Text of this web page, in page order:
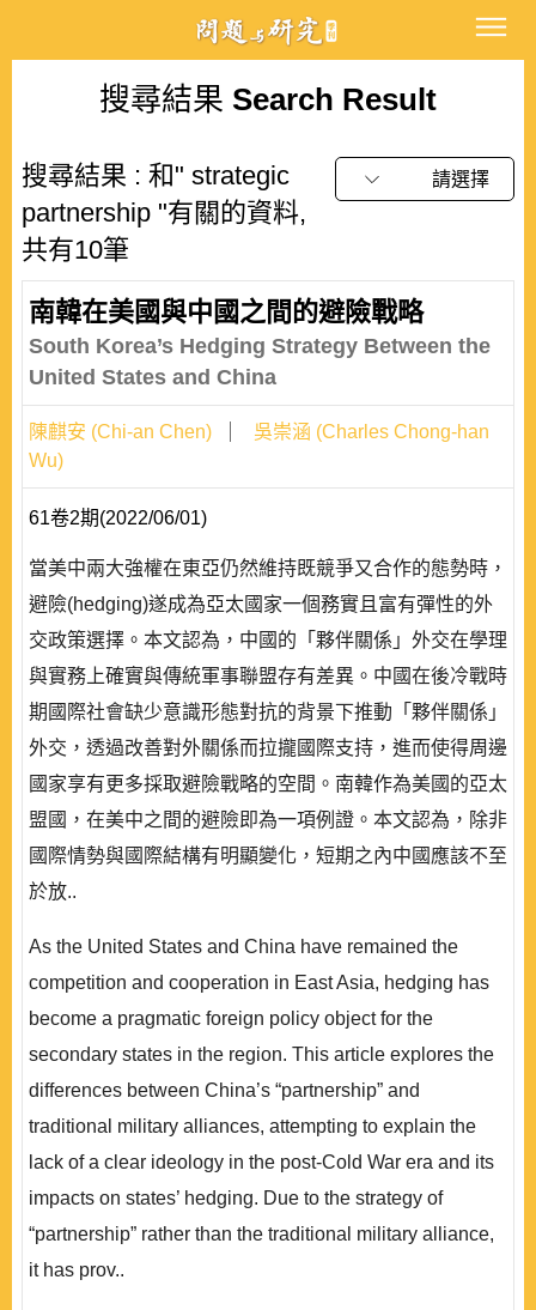
搜尋結果 Search Result
搜尋結果 : 和" strategic
partnership "有關的資料,
共有10筆
請選擇
南韓在美國與中國之間的避險戰略
South Korea’s Hedging Strategy Between the
United States and China
陳麒安 (Chi-an Chen)
吳崇涵 (Charles Chong-han
Wu)
61卷2期(2022/06/01)
當美中兩大強權在東亞仍然維持既競爭又合作的態勢時，
避險(hedging)遂成為亞太國家一個務實且富有彈性的外
交政策選擇。本文認為，中國的「夥伴關係」外交在學理
與實務上確實與傳統軍事聯盟存有差異。中國在後冷戰時
期國際社會缺少意識形態對抗的背景下推動「夥伴關係」
外交，透過改善對外關係而拉攏國際支持，進而使得周邊
國家享有更多採取避險戰略的空間。南韓作為美國的亞太
盟國，在美中之間的避險即為一項例證。本文認為，除非
國際情勢與國際結構有明顯變化，短期之內中國應該不至
於放..
As the United States and China have remained the
competition and cooperation in East Asia, hedging has
become a pragmatic foreign policy object for the
secondary states in the region. This article explores the
differences between China’s “partnership” and
traditional military alliances, attempting to explain the
lack of a clear ideology in the post-Cold War era and its
impacts on states’ hedging. Due to the strategy of
“partnership” rather than the traditional military alliance,
it has prov..